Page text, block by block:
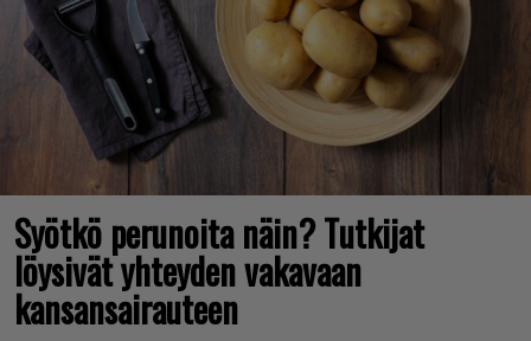
Syötkö perunoita näin? Tutkijat
löysivät yhteyden vakavaan
kansansairauteen